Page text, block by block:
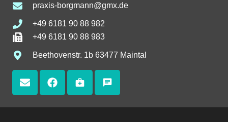
praxis-borgmann@gmx.de
+49 6181 90 88 982
+49 6181 90 88 983
Beethovenstr. 1b 63477 Maintal
medical_services chat